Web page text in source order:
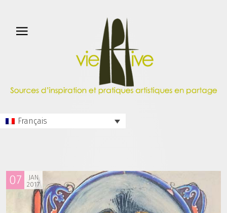
Français
07
JAN
2017